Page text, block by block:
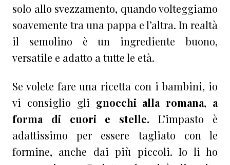
solo allo svezzamento, quando volteggiamo
soavemente tra una pappa e l’altra. In realtà
il semolino è un ingrediente buono,
versatile e adatto a tutte le età.
Se volete fare una ricetta con i bambini, io
vi consiglio gli gnocchi alla romana, a
forma di cuori e stelle. L’impasto è
adattissimo per essere tagliato con le
formine, anche dai più piccoli. Io li ho